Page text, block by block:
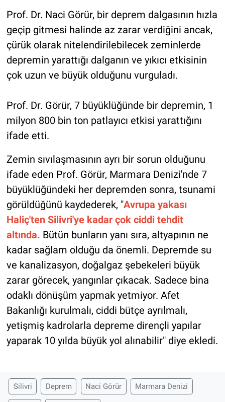
Prof. Dr. Naci Görür, bir deprem dalgasının hızla
geçip gitmesi halinde az zarar verdiğini ancak,
çürük olarak nitelendirilebilecek zeminlerde
depremin yarattığı dalganın ve yıkıcı etkisinin
çok uzun ve büyük olduğunu vurguladı.
Prof. Dr. Görür, 7 büyüklüğünde bir depremin, 1
milyon 800 bin ton patlayıcı etkisi yarattığını
ifade etti.
Zemin sıvılaşmasının ayrı bir sorun olduğunu
ifade eden Prof. Görür, Marmara Denizi'nde 7
büyüklüğündeki her depremden sonra, tsunami
görüldüğünü kaydederek, "Avrupa yakası
Haliç'ten Silivri'ye kadar çok ciddi tehdit
altında. Bütün bunların yanı sıra, altyapının ne
kadar sağlam olduğu da önemli. Depremde su
ve kanalizasyon, doğalgaz şebekeleri büyük
zarar görecek, yangınlar çıkacak. Sadece bina
odaklı dönüşüm yapmak yetmiyor. Afet
Bakanlığı kurulmalı, ciddi bütçe ayrılmalı,
yetişmiş kadrolarla depreme dirençli yapılar
yaparak 10 yılda büyük yol alınabilir" diye ekledi.
Silivri Deprem Naci Görür Marmara Denizi